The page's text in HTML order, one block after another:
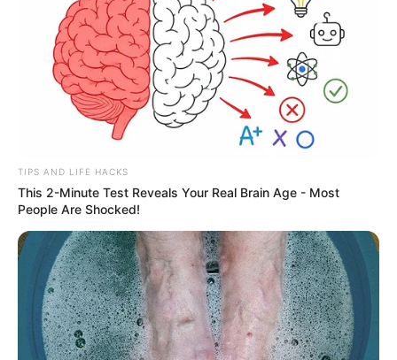
ΓΥΝΑΙΚΑ
ΘΑΝΑΤΟΣ ΧΑΛΚΙΔΑ ΝΕΑ
ΤΑΥΤΟΤΗΤΑ ΚΑΙ ΕΠΙΚΟΙΝΩΝΙΑ ΟΡΟΙ ΧΡΗΣΗΣ
TIPS AND LIFE HACKS
This 2-Minute Test Reveals Your Real Brain Age - Most
People Are Shocked!